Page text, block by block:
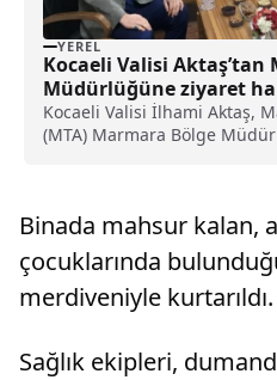
YEREL
Kocaeli Valisi Aktaş’tan
Müdürlüğüne ziyaret
Kocaeli Valisi İlhami Aktaş,
(MTA) Marmara Bölge
yapılan istiş...
Binada mahsur kalan,
çocuklarında
merdiveniyle kurtarıldı.
Sağlık ekipleri,